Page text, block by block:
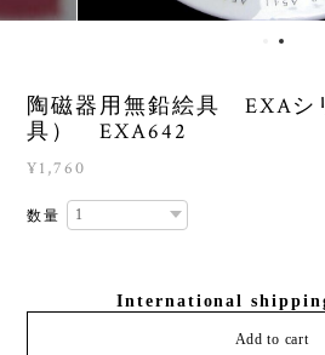
陶磁器用無鉛絵具 EXAシ
具） EXA642
¥1,760
数量
International
Add to cart